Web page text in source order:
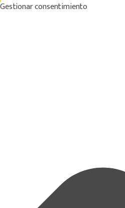
Gestionar consentimiento